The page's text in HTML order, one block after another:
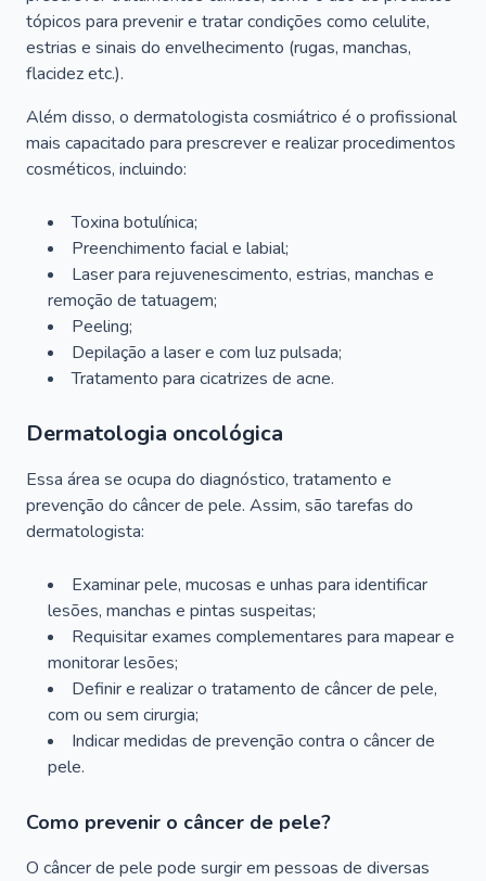
tópicos para prevenir e tratar condições como celulite,
estrias e sinais do envelhecimento (rugas, manchas,
flacidez etc.).
Além disso, o dermatologista cosmiátrico é o profissional
mais capacitado para prescrever e realizar procedimentos
cosméticos, incluindo:
Toxina botulínica;
Preenchimento facial e labial;
Laser para rejuvenescimento, estrias, manchas e
remoção de tatuagem;
Peeling;
Depilação a laser e com luz pulsada;
Tratamento para cicatrizes de acne.
Dermatologia oncológica
Essa área se ocupa do diagnóstico, tratamento e
prevenção do câncer de pele. Assim, são tarefas do
dermatologista:
Examinar pele, mucosas e unhas para identificar
lesões, manchas e pintas suspeitas;
Requisitar exames complementares para mapear e
monitorar lesões;
Definir e realizar o tratamento de câncer de pele,
com ou sem cirurgia;
Indicar medidas de prevenção contra o câncer de
pele.
Como prevenir o câncer de pele?
O câncer de pele pode surgir em pessoas de diversas